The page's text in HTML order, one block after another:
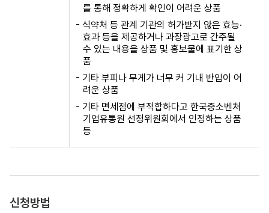
를 통해 정확하게 확인이 어려운 상품
- 식약처 등 관계 기관의 허가받지 않은 효능·
효과 등을 제공하거나 과장광고로 간주될
수 있는 내용을 상품 및 홍보물에 표기한 상
품
- 기타 부피나 무게가 너무 커 기내 반입이 어
려운 상품
- 기타 면세점에 부적합하다고 한국중소벤처
기업유통원 선정위원회에서 인정하는 상품
등
신청방법